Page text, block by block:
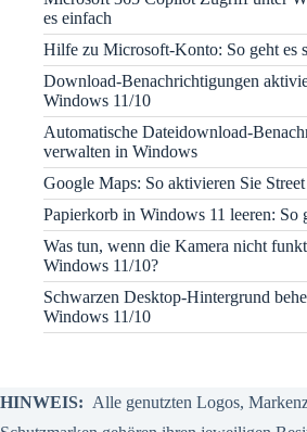
es einfach
Hilfe zu Microsoft-Konto: So geht es
Download-Benachrichtigungen
Windows 11/10
Automatische Dateidownload-
verwalten in Windows
Google Maps: So aktivieren Sie
Papierkorb in Windows 11 leeren: So
Was tun, wenn die Kamera nicht
Windows 11/10?
Schwarzen Desktop-Hintergrund
Windows 11/10
HINWEIS: Alle genutzten Logos,